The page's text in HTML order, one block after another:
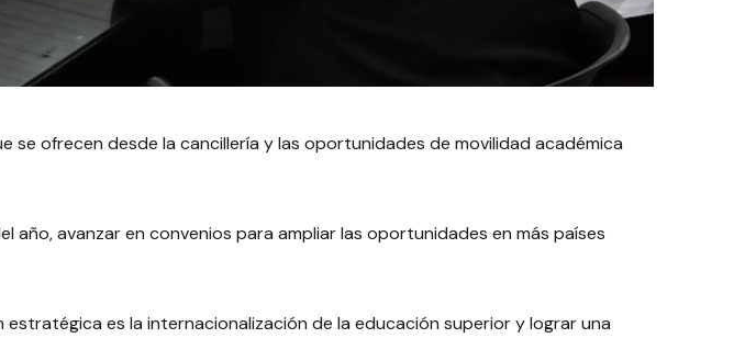
ofrecen desde la cancillería y las oportunidades de movilidad académica
avanzar en convenios para ampliar las oportunidades en más países
es la internacionalización de la educación superior y lograr una